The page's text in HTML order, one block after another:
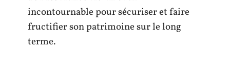
incontournable pour sécuriser et faire
fructifier son patrimoine sur le long
terme.